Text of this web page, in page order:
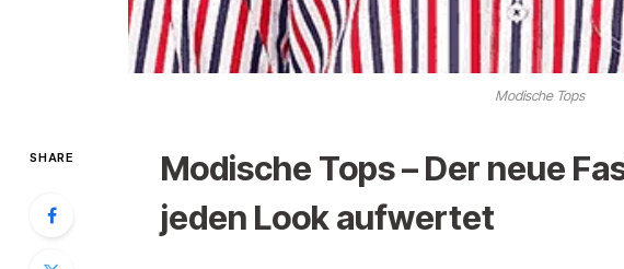
Modische Tops
SHARE
Modische Tops – Der neue
jeden Look aufwertet